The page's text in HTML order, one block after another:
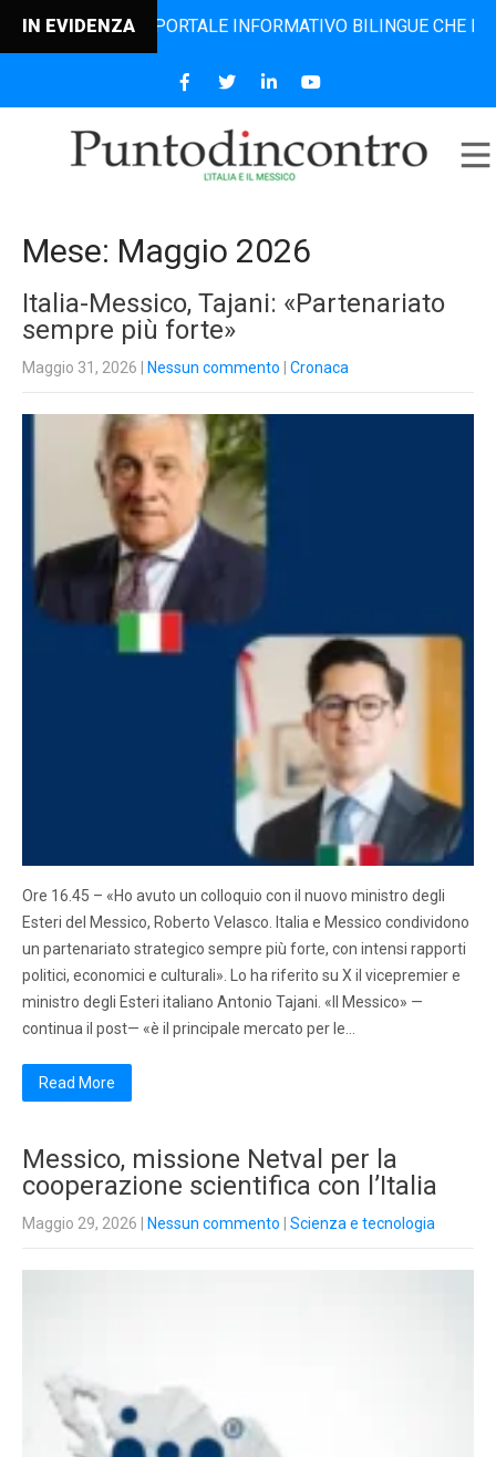
IN EVIDENZA
IL PORTALE INFORMATIVO BILINGUE CHE DAL 2006
Mese: Maggio 2026
Italia-Messico, Tajani: «Partenariato
sempre più forte»
Maggio 31, 2026 Nessun commento Cronaca
Ore 16.45 – «Ho avuto un colloquio con il nuovo ministro degli
Esteri del Messico, Roberto Velasco. Italia e Messico condividono
un partenariato strategico sempre più forte, con intensi rapporti
politici, economici e culturali». Lo ha riferito su X il vicepremier e
ministro degli Esteri italiano Antonio Tajani. «Il Messico» —
continua il post— «è il principale mercato per le…
Read More
Messico, missione Netval per la
cooperazione scientifica con l’Italia
Maggio 29, 2026 Nessun commento Scienza e tecnologia